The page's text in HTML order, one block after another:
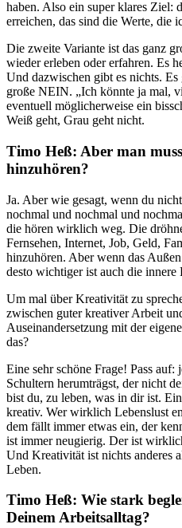
haben. Also ein super klares
erreichen, das sind die Werte, die
Die zweite Variante ist das ganz
wieder erleben oder erfahren. Es
Und dazwischen gibt es nichts.
große NEIN. „Ich könnte ja mal,
eventuell möglicherweise ein
Weiß geht, Grau geht nicht.
Timo Heß: Aber man
hinzuhören?
Ja. Aber wie gesagt, wenn du
nochmal und nochmal und
die hören wirklich weg. Die
Fernsehen, Internet, Job, Geld,
hinzuhören. Aber wenn das
desto wichtiger ist auch die
Um mal über Kreativität zu
zwischen guter kreativer Arbeit
Auseinandersetzung mit der
das?
Eine sehr schöne Frage! Pass
Schultern herumträgst, der nicht
bist du, zu leben, was in dir ist.
kreativ. Wer wirklich Lebenslust
dem fällt immer etwas ein, der
ist immer neugierig. Der ist
Und Kreativität ist nichts anderes
Leben.
Timo Heß: Wie stark
Deinem Arbeitsalltag?